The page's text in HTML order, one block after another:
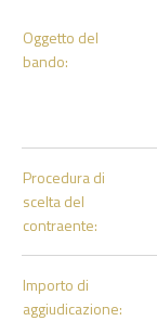
Oggetto del
bando:
Procedura di
scelta del
contraente:
Importo di
aggiudicazione: